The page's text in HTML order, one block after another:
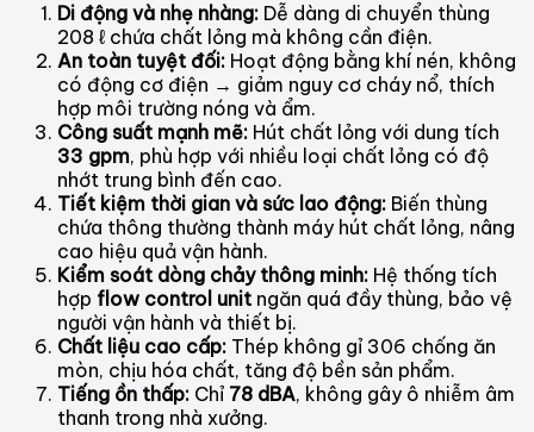
Di động và nhẹ nhàng: Dễ dàng di chuyển thùng
208 ℓ chứa chất lỏng mà không cần điện.
An toàn tuyệt đối: Hoạt động bằng khí nén, không
có động cơ điện → giảm nguy cơ cháy nổ, thích
hợp môi trường nóng và ẩm.
Công suất mạnh mẽ: Hút chất lỏng với dung tích
33 gpm, phù hợp với nhiều loại chất lỏng có độ
nhớt trung bình đến cao.
Tiết kiệm thời gian và sức lao động: Biến thùng
chứa thông thường thành máy hút chất lỏng, nâng
cao hiệu quả vận hành.
Kiểm soát dòng chảy thông minh: Hệ thống tích
hợp flow control unit ngăn quá đầy thùng, bảo vệ
người vận hành và thiết bị.
Chất liệu cao cấp: Thép không gỉ 306 chống ăn
mòn, chịu hóa chất, tăng độ bền sản phẩm.
Tiếng ồn thấp: Chỉ 78 dBA, không gây ô nhiễm âm
thanh trong nhà xưởng.